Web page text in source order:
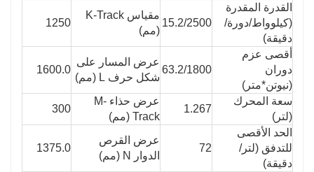
القدرة المقدرة
(كيلوواط/دورة/
دقيقة)
15.2/2500
مقياس K-Track
(مم)
1250
أقصى عزم
دوران
(نيوتن*متر)
63.2/1800
عرض المسار على
شكل حرف L (مم)
1600.0
سعة المحرك
(لتر)
1.267
عرض حذاء M-
Track (مم)
300
الحد الأقصى
للتدفق (لتر/
دقيقة)
72
عرض القرص
الدوار N (مم)
1375.0